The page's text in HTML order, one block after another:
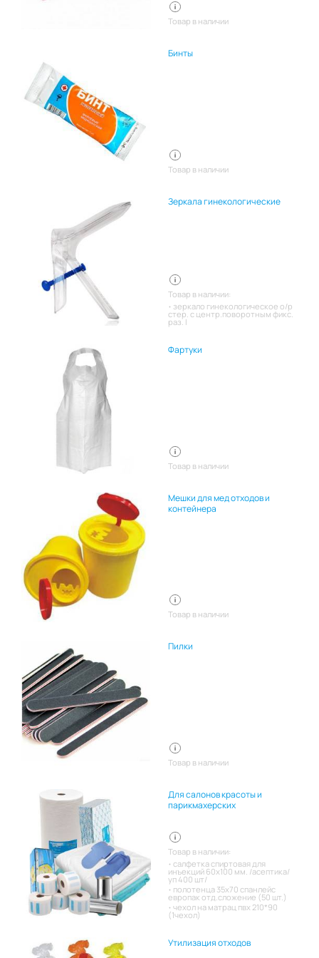
Товар в наличии
Бинты
Товар в наличии
Зеркала гинекологические
Товар в наличии:
зеркало гинекологическое о/р
стер. с центр.поворотным фикс.
раз. l
Фартуки
Товар в наличии
Мешки для мед отходов и
контейнера
Товар в наличии
Пилки
Товар в наличии
Для салонов красоты и
парикмахерских
Товар в наличии:
салфетка спиртовая для
инъекций 60х100 мм. /асептика/
уп 400 шт/
полотенца 35х70 спанлейс
европак отд.сложение (50 шт.)
чехол на матрац пвх 210*90
(1чехол)
Утилизация отходов